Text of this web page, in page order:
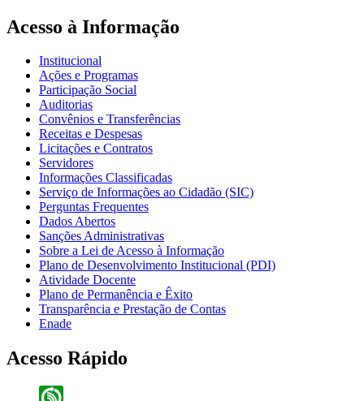
Acesso à Informação
Institucional
Ações e Programas
Participação Social
Auditorias
Convênios e Transferências
Receitas e Despesas
Licitações e Contratos
Servidores
Informações Classificadas
Serviço de Informações ao Cidadão (SIC)
Perguntas Frequentes
Dados Abertos
Sanções Administrativas
Sobre a Lei de Acesso à Informação
Plano de Desenvolvimento Institucional (PDI)
Atividade Docente
Plano de Permanência e Êxito
Transparência e Prestação de Contas
Enade
Acesso Rápido